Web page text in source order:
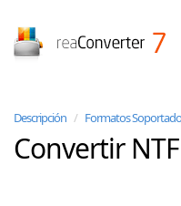
Descripción / Formatos
Convertir